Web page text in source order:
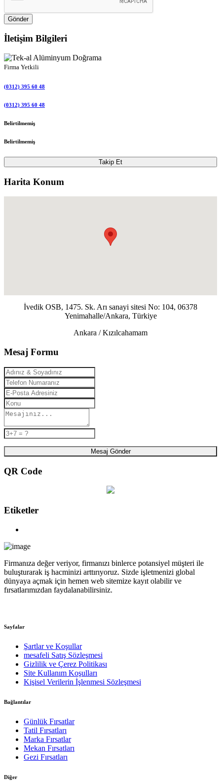
Gönder
İletişim Bilgileri
Firma Yetkili
(0312) 395 60 48
(0312) 395 60 48
Belirtilmemiş
Belirtilmemiş
Takip Et
Harita Konum
İvedik OSB, 1475. Sk. Arı sanayi sitesi No: 104, 06378
Yenimahalle/Ankara, Türkiye
Ankara / Kızılcahamam
Mesaj Formu
Mesaj Gönder
QR Code
Etiketler
Firmanıza değer veriyor, firmanızı binlerce potansiyel müşteri ile
buluşturarak iş hacminizi arttırıyoruz. Sizde işletmenizi global
dünyaya açmak için hemen web sitemize kayıt olabilir ve
fırsatlarımızdan faydalanabilirsiniz.
Sayfalar
Şartlar ve Koşullar
mesafeli Satış Sözleşmesi
Gizlilik ve Çerez Politikası
Site Kullanım Koşulları
Kişisel Verilerin İşlenmesi Sözleşmesi
Bağlantılar
Günlük Fırsatlar
Tatil Fırsatları
Marka Fırsatlar
Mekan Fırsatları
Gezi Fırsatları
Diğer